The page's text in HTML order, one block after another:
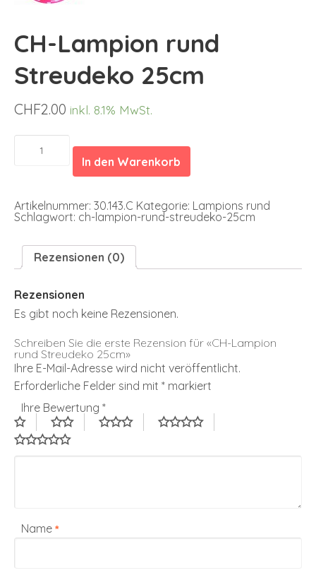
CH-Lampion rund
Streudeko 25cm
CHF2.00 inkl. 8.1% MwSt.
CH-
Lampion
rund
In den Warenkorb
Artikelnummer: 30.143.C Kategorie: Lampions rund
Schlagwort: ch-lampion-rund-streudeko-25cm
Rezensionen (0)
Rezensionen
Es gibt noch keine Rezensionen.
Schreiben Sie die erste Rezension für «CH-Lampion
rund Streudeko 25cm»
Ihre E-Mail-Adresse wird nicht veröffentlicht.
Erforderliche Felder sind mit * markiert
Ihre Bewertung *
Name *